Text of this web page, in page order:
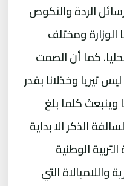
الردة والنكوص
الوزارة ومختلف
كما أن الصمت
تيريا وخذلانا بقدر
كلما بلغ
الذكر الا بداية
الوطنية
التي